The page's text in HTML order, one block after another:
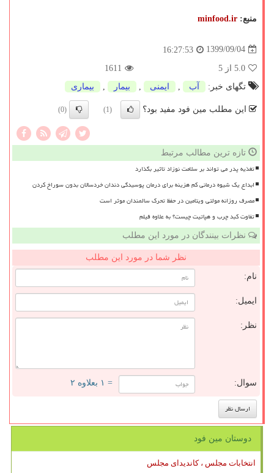
منبع: minfood.ir
1399/09/04
16:27:53
5.0 از 5
1611
تگهای خبر:
آب ایمنی بیمار بیماری
این مطلب مین فود مفید بود؟ (1)
(0)
تازه ترین مطالب مرتبط
تغذیه پدر می تواند بر سلامت نوزاد تاثیر بگذارد
ابداع یک شیوه درمانی کم هزینه برای درمان پوسیدگی دندان خردسالان بدون سوراخ کردن
مصرف روزانه مولتی ویتامین در حفظ تحرک سالمندان موثر است
تفاوت کبد چرب و هپاتیت چیست؟ به علاوه فیلم
نظرات بینندگان در مورد این مطلب
نظر شما در مورد این مطلب
نام:
ایمیل:
نظر:
سوال: = ۱ بعلاوه ۲
دوستان مین فود
انتخابات مجلس ، کاندیدای مجلس